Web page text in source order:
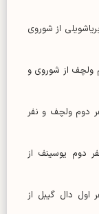
دوم بریاشویلی از شوروی
(نفر دوم ولچف از شوروی و
گرم، طلا (نفر دوم ولچف و نفر
گرم، طلا (نفر دوم یوسینف از
چهارم (نفر اول دال گیبل از